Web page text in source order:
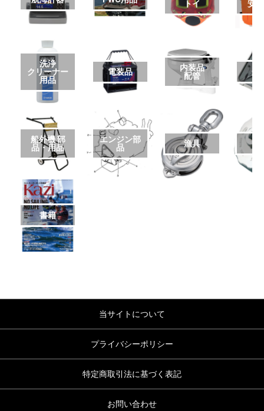
トイ
安
洗浄
クリーナー
用品
電装品
内装品
配管
艤
船外機 部
品・用品
エンジン部
品
漁具
書籍
当サイトについて
プライバシーポリシー
特定商取引法に基づく表記
お問い合わせ